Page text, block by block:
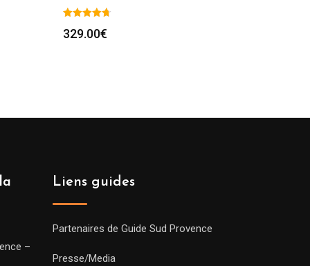
329.00€
–
Liens guides
Partenaires de Guide Sud Provence
Presse/Media